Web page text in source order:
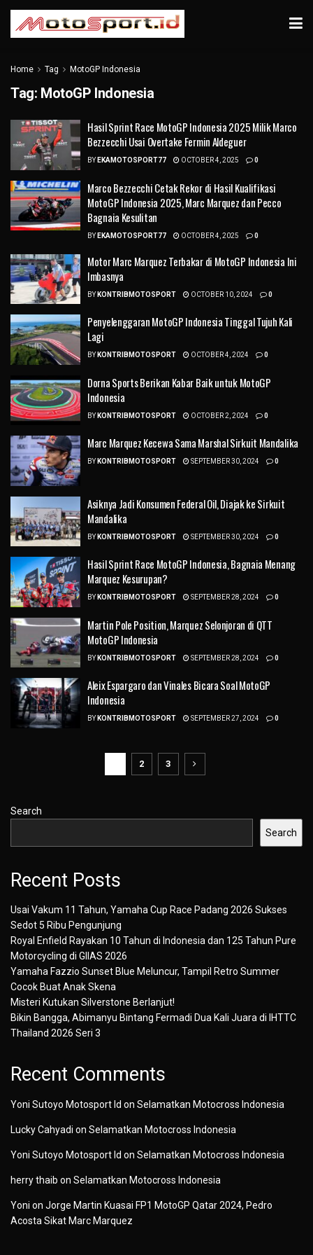
Home Tag MotoGP Indonesia
Tag: MotoGP Indonesia
Hasil Sprint Race MotoGP Indonesia 2025 Milik Marco
Bezzecchi Usai Overtake Fermin Aldeguer
BY EKAMOTOSPORT77 OCTOBER 4, 2025 0
Marco Bezzecchi Cetak Rekor di Hasil Kualifikasi
MotoGP Indonesia 2025, Marc Marquez dan Pecco
Bagnaia Kesulitan
BY EKAMOTOSPORT77 OCTOBER 4, 2025 0
Motor Marc Marquez Terbakar di MotoGP Indonesia Ini
Imbasnya
BY KONTRIBMOTOSPORT OCTOBER 10, 2024 0
Penyelenggaran MotoGP Indonesia Tinggal Tujuh Kali
Lagi
BY KONTRIBMOTOSPORT OCTOBER 4, 2024 0
Dorna Sports Berikan Kabar Baik untuk MotoGP
Indonesia
BY KONTRIBMOTOSPORT OCTOBER 2, 2024 0
Marc Marquez Kecewa Sama Marshal Sirkuit Mandalika
BY KONTRIBMOTOSPORT SEPTEMBER 30, 2024 0
Asiknya Jadi Konsumen Federal Oil, Diajak ke Sirkuit
Mandalika
BY KONTRIBMOTOSPORT SEPTEMBER 30, 2024 0
Hasil Sprint Race MotoGP Indonesia, Bagnaia Menang
Marquez Kesurupan?
BY KONTRIBMOTOSPORT SEPTEMBER 28, 2024 0
Martin Pole Position, Marquez Selonjoran di QTT
MotoGP Indonesia
BY KONTRIBMOTOSPORT SEPTEMBER 28, 2024 0
Aleix Espargaro dan Vinales Bicara Soal MotoGP
Indonesia
BY KONTRIBMOTOSPORT SEPTEMBER 27, 2024 0
2 3
Search
Search
Recent Posts
Usai Vakum 11 Tahun, Yamaha Cup Race Padang 2026 Sukses
Sedot 5 Ribu Pengunjung
Royal Enfield Rayakan 10 Tahun di Indonesia dan 125 Tahun Pure
Motorcycling di GIIAS 2026
Yamaha Fazzio Sunset Blue Meluncur, Tampil Retro Summer
Cocok Buat Anak Skena
Misteri Kutukan Silverstone Berlanjut!
Bikin Bangga, Abimanyu Bintang Fermadi Dua Kali Juara di IHTTC
Thailand 2026 Seri 3
Recent Comments
Yoni Sutoyo Motosport Id on Selamatkan Motocross Indonesia
Lucky Cahyadi on Selamatkan Motocross Indonesia
Yoni Sutoyo Motosport Id on Selamatkan Motocross Indonesia
herry thaib on Selamatkan Motocross Indonesia
Yoni on Jorge Martin Kuasai FP1 MotoGP Qatar 2024, Pedro
Acosta Sikat Marc Marquez